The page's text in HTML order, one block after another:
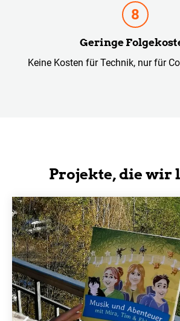
Geringe
Keine Kosten für Technik, nur für
Projekte, die wir